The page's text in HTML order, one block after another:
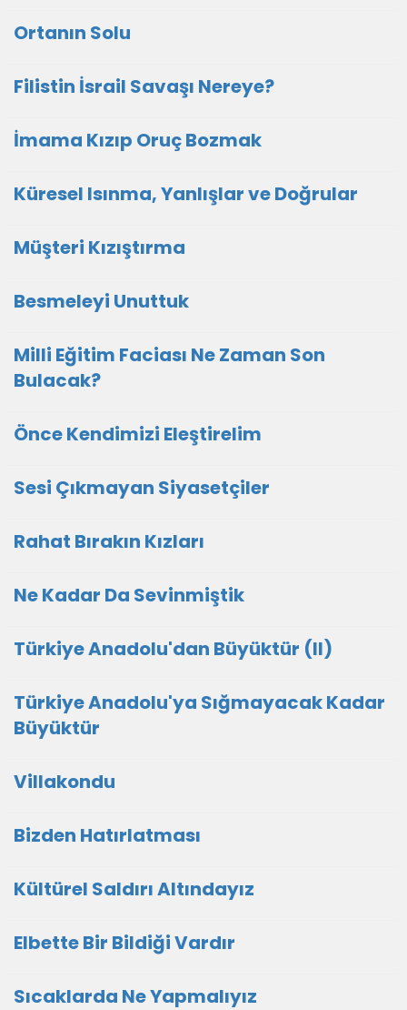
Ortanın Solu
Filistin İsrail Savaşı Nereye?
İmama Kızıp Oruç Bozmak
Küresel Isınma, Yanlışlar ve Doğrular
Müşteri Kızıştırma
Besmeleyi Unuttuk
Milli Eğitim Faciası Ne Zaman Son
Bulacak?
Önce Kendimizi Eleştirelim
Sesi Çıkmayan Siyasetçiler
Rahat Bırakın Kızları
Ne Kadar Da Sevinmiştik
Türkiye Anadolu'dan Büyüktür (II)
Türkiye Anadolu'ya Sığmayacak Kadar
Büyüktür
Villakondu
Bizden Hatırlatması
Kültürel Saldırı Altındayız
Elbette Bir Bildiği Vardır
Sıcaklarda Ne Yapmalıyız